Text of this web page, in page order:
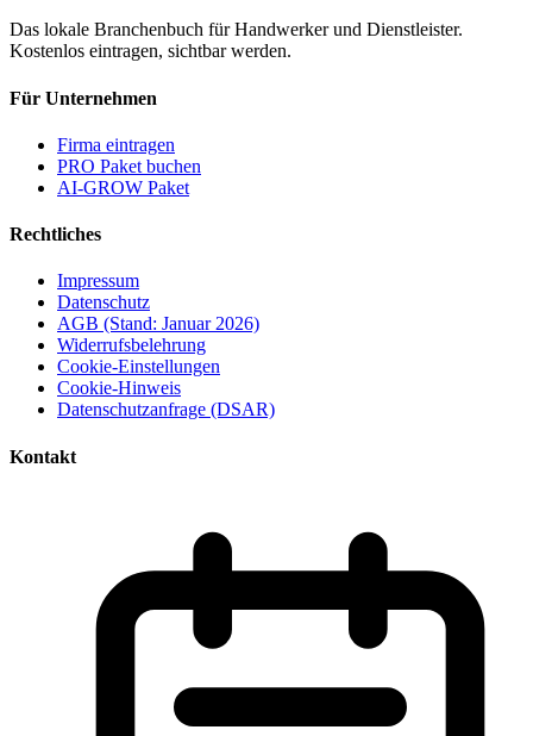
Das lokale Branchenbuch für Handwerker und Dienstleister.
Kostenlos eintragen, sichtbar werden.
Für Unternehmen
Firma eintragen
PRO Paket buchen
AI-GROW Paket
Rechtliches
Impressum
Datenschutz
AGB (Stand: Januar 2026)
Widerrufsbelehrung
Cookie-Einstellungen
Cookie-Hinweis
Datenschutzanfrage (DSAR)
Kontakt